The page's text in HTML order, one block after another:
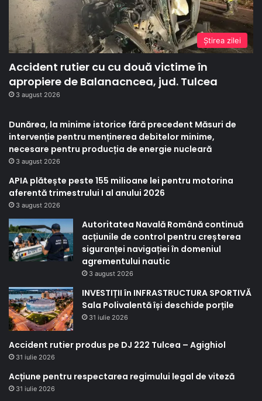
Ştirea zilei
Accident rutier cu cu două victime în
apropiere de Balanacncea, jud. Tulcea
3 august 2026
Dunărea, la minime istorice fără precedent Măsuri de
intervenție pentru menținerea debitelor minime,
necesare pentru producția de energie nucleară
3 august 2026
APIA plătește peste 155 milioane lei pentru motorina
aferentă trimestrului I al anului 2026
3 august 2026
Autoritatea Navală Română continuă
acțiunile de control pentru creșterea
siguranței navigației în domeniul
agrementului nautic
3 august 2026
INVESTIȚII în INFRASTRUCTURA SPORTIVĂ
Sala Polivalentă își deschide porțile
31 iulie 2026
Accident rutier produs pe DJ 222 Tulcea – Agighiol
31 iulie 2026
Acțiune pentru respectarea regimului legal de viteză
31 iulie 2026